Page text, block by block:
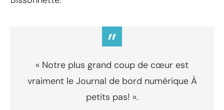
”
« Notre plus grand coup de cœur est
vraiment le Journal de bord numérique À
petits pas! ».